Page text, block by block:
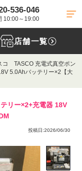
536-046
10:00～19:00
店舗一覧
コ TASCO 充電式真空ポン
5.0Ahバッテリー×2【大
リー×2+充電器 18V
投稿日:2026/06/30